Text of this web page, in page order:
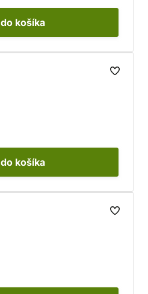
do košíka
do košíka